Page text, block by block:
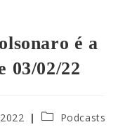
é a
03/02/22
Podcasts